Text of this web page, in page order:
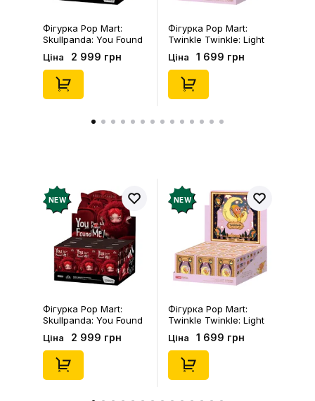
Фігурка Pop Mart:
Skullpanda: You Found
Me!: Plush Doll Pendant
Series (Blind Box: 1 з
10) (Secret Edition),
(29347)
Ціна 2 999 грн
Фігурка Pop Mart:
Twinkle Twinkle: Light
Up: Scene Sets Series
(Blind Box: 1 з 10)
(Secret Edition),
(21372)
Ціна 1 699 грн
NEW
Фігурка Pop Mart:
Skullpanda: You Found
Me!: Plush Doll Pendant
Series (Blind Box: 1 з
10) (Secret Edition),
(29347)
Ціна 2 999 грн
NEW
Фігурка Pop Mart:
Twinkle Twinkle: Light
Up: Scene Sets Series
(Blind Box: 1 з 10)
(Secret Edition),
(21372)
Ціна 1 699 грн